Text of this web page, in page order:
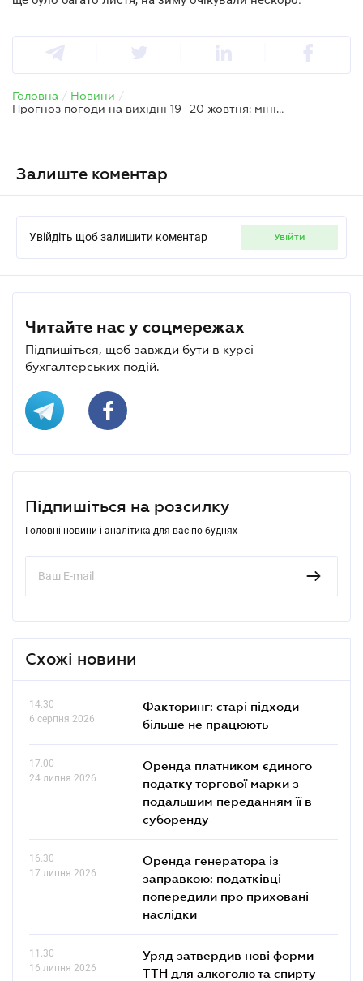
Головна / Новини /
Прогноз погоди на вихідні 19–20 жовтня: мінімум опадів та перші заморозки
Залиште коментар
Увійдіть щоб залишити коментар увійти
Читайте нас у соцмережах
Підпишіться, щоб завжди бути в курсі
бухгалтерських подій.
Підпишіться на розсилку
Головні новини і аналітика для вас по буднях
Схожі новини
14.30
6 серпня 2026
Факторинг: старі підходи
більше не працюють
17.00
24 липня 2026
Оренда платником єдиного
податку торгової марки з
подальшим переданням її в
суборенду
16.30
17 липня 2026
Оренда генератора із
заправкою: податківці
попередили про приховані
наслідки
11.30
16 липня 2026
Уряд затвердив нові форми
ТТН для алкоголю та спирту